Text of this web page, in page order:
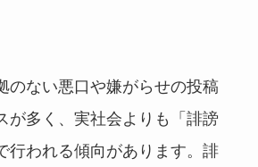
のない悪口や嫌がらせの投稿
が多く、実社会よりも「誹謗
行われる傾向があります。誹